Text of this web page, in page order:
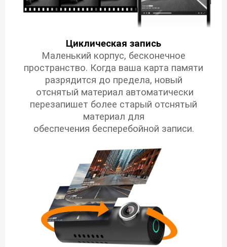
Циклическая запись
Маленький корпус, бесконечное
пространство. Когда ваша карта памяти
разрядится до предела, новый
отснятый материал автоматически
перезапишет более старый отснятый
материал для
обеспечения бесперебойной записи.